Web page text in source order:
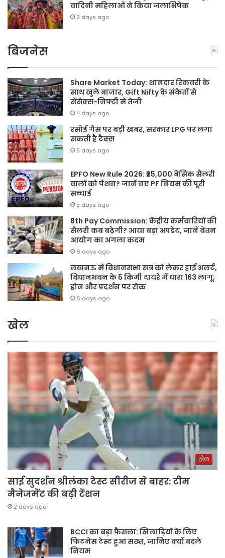
वादिनी महिलाओं ने किया जलाभिषेक
2 days ago
बिजनेस
Share Market Today: शानदार रिकवरी के
साथ खुले बाजार, Gift Nifty के संकेतों से
सेंसेक्स-निफ्टी में तेजी
4 days ago
रसोई गैस पर बड़ी खबर, सरकार LPG पर लगा
सकती है टैक्स
5 days ago
EPFO New Rule 2026: ₹25,000 बेसिक सैलरी
वालों को पेंशन? जानें नए PF नियम की पूरी
सच्चाई
5 days ago
8th Pay Commission: केंद्रीय कर्मचारियों की
सैलरी कब बढ़ेगी? आया बड़ा अपडेट, जानें वेतन
आयोग का अगला कदम
6 days ago
लखनऊ में विधानसभा सत्र को लेकर हाई अलर्ट,
विधानभवन के 5 किमी दायरे में धारा 163 लागू;
ड्रोन और प्रदर्शन पर रोक
6 days ago
खेल
खेल
साई सुदर्शन श्रीलंका टेस्ट सीरीज से बाहर: टीम
मैनेजमेंट की बढ़ी टेंशन
2 days ago
BCCI का बड़ा फैसला: खिलाड़ियों के लिए
फिटनेस टेस्ट हुआ सख्त, जानिए क्यों बदले
नियम